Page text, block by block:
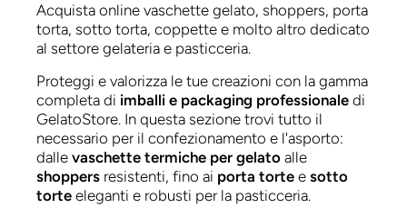
Acquista online vaschette gelato, shoppers, porta
torta, sotto torta, coppette e molto altro dedicato
al settore gelateria e pasticceria.
Proteggi e valorizza le tue creazioni con la gamma
completa di imballi e packaging professionale di
GelatoStore. In questa sezione trovi tutto il
necessario per il confezionamento e l'asporto:
dalle vaschette termiche per gelato alle
shoppers resistenti, fino ai porta torte e sotto
torte eleganti e robusti per la pasticceria.